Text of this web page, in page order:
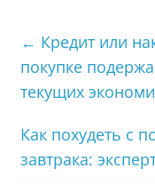
← Кредит или
покупке
текущих
Как похудеть с
завтрака: